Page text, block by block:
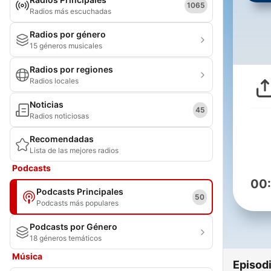
Radios más escuchadas
1065
Radios por género
15 géneros musicales
Radios por regiones
Radios locales
Noticias
Radios noticiosas
45
Recomendadas
Lista de las mejores radios
Podcasts
Podcasts Principales
Podcasts más populares
50
Podcasts por Género
18 géneros temáticos
Música